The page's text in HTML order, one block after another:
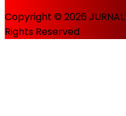
Copyright © 2026 JURNAL
Rights Reserved